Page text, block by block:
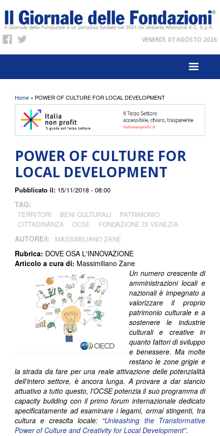
VENERDÌ, 07 AGOSTO 2026
Tu sei qui
Home » POWER OF CULTURE FOR LOCAL DEVELOPMENT
POWER OF CULTURE FOR
LOCAL DEVELOPMENT
Pubblicato il: 15/11/2018 - 08:00
TAG:
TERRITORI BENI CULTURALI
PATRIMONIO
CITTADINANZA
OCSE FONDAZIONE DI VENEZIA
AUTORE/I: MASSIMILIANO ZANE
Rubrica: DOVE OSA L'INNOVAZIONE
Articolo a cura di: Massimiliano Zane
Un numero crescente di
amministrazioni locali e
nazionali è impegnato a
valorizzare il proprio
patrimonio culturale e a
sostenere le industrie
culturali e creative in
quanto fattori di sviluppo
e benessere. Ma molte
restano le zone grigie e
la strada da fare per una reale attivazione delle potenzialità
dell’intero settore, è ancora lunga. A provare a dar slancio
attuativo a tutto questo, l'OCSE potenzia il suo programma di
capacity building con il primo forum internazionale dedicato
specificatamente ad esaminare i legami, ormai stingenti, tra
cultura e crescita locale: “Unleashing the Transformative
Power of Culture and Creativity for Local Development”.